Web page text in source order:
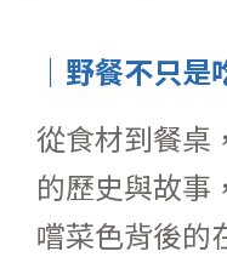
｜ 野餐不只是
從食材到餐桌
的歷史與故事
嚐菜色背後的